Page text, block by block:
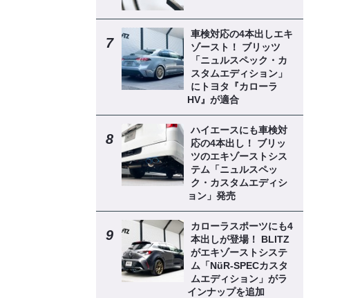
車検対応の4本出しエキ
ゾースト！ ブリッツ
「ニュルスペック・カ
スタムエディション」
にトヨタ『カローラ
HV』が適合
ハイエースにも車検対
応の4本出し！ ブリッ
ツのエキゾーストシス
テム「ニュルスペッ
ク・カスタムエディシ
ョン」発売
カローラスポーツにも4
本出しが登場！ BLITZ
がエキゾーストシステ
ム「NüR-SPECカスタ
ムエディション」がラ
インナップを追加